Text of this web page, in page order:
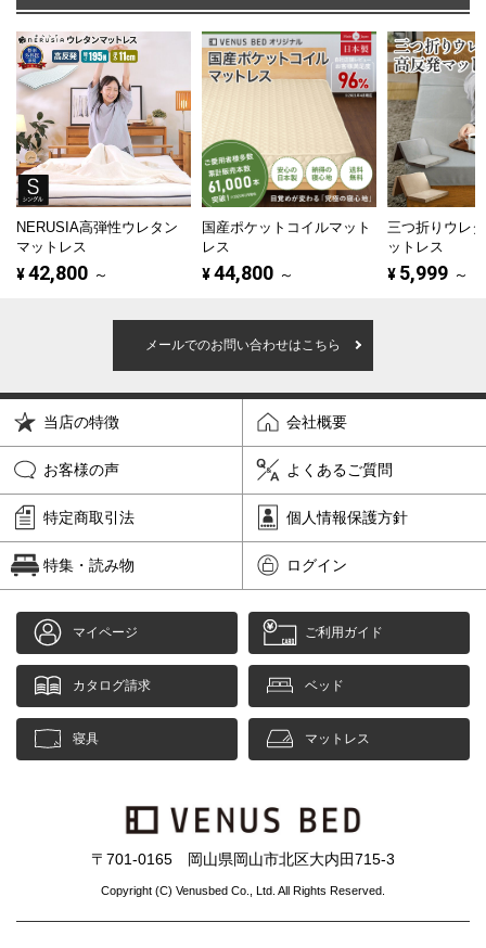
NERUSIA高弾性ウレタン
マットレス
¥42,800 ～
国産ポケットコイルマット
レス
¥44,800 ～
三つ折りウレ
ットレス
¥ 5,999 ～
メールでのお問い合わせはこちら
当店の特徴 会社概要
お客様の声 よくあるご質問
特定商取引法 個人情報保護方針
特集・読み物 ログイン
マイページ ご利用ガイド
カタログ請求 ベッド
寝具 マットレス
〒701-0165 岡山県岡山市北区大内田715-3
Copyright (C) Venusbed Co., Ltd. All Rights Reserved.